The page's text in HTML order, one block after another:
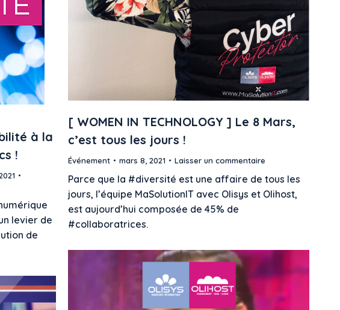
[ WOMEN IN TECHNOLOGY ] Le 8 Mars,
c’est tous les jours !
Événement mars 8, 2021 Laisser un commentaire
Parce que la #diversité est une affaire de tous les
jours, l’équipe MaSolutionIT avec Olisys et Olihost,
est aujourd’hui composée de 45% de
#collaboratrices.
à la
!
levier de
de